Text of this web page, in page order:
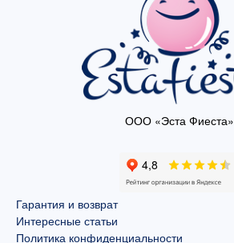
ООО «Эста Фиеста»
Гарантия и возврат
Интересные статьи
Политика конфиденциальности